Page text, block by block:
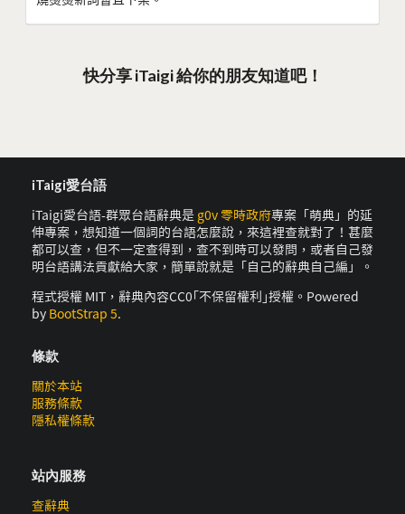
快分享 iTaigi 給你的朋友知道吧！
iTaigi愛台語
iTaigi愛台語-群眾台語辭典是 g0v 零時政府專案「萌典」的延
伸專案，想知道一個詞的台語怎麼說，來這裡查就對了！甚麼
都可以查，但不一定查得到，查不到時可以發問，或者自己發
明台語講法貢獻給大家，簡單說就是「自己的辭典自己編」。
程式授權 MIT，辭典內容CC0｢不保留權利｣授權。Powered
by BootStrap 5.
條款
關於本站
服務條款
隱私權條款
站內服務
查辭典